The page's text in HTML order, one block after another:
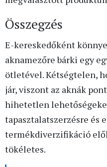
Összegzés
E-kereskedőként
aknamezőre bárki egy
ötletével. Kétségtelen,
jár, viszont az aknák
hihetetlen
tapasztalatszerzésre és
termékdiverzifikáció
tökéletes.